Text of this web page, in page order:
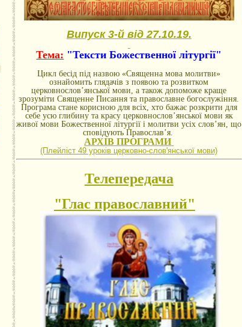
Випуск 3-й від 27.10.19.
Тема: "Тексти Божественної літургії"
Цикл бесід під назвою «Священна мова молитви»
ознайомить глядачів з появою та розвитком
церковнослов’янської мови, а також допоможе краще
зрозуміти Священне Писання та православне богослужіння.
Програма стане корисною для всіх, хто бажає розкрити для
себе усю глибину та красу церковнослов’янської мови як
живої мови Божественної літургії і молитви усіх слов’ян, що
сповідують Православ’я.
АРХІВ ПРОГРАМИ
(Плейліст 49 уроків церковно-словꞌянської мови)
Телепередача
"Глас православний"